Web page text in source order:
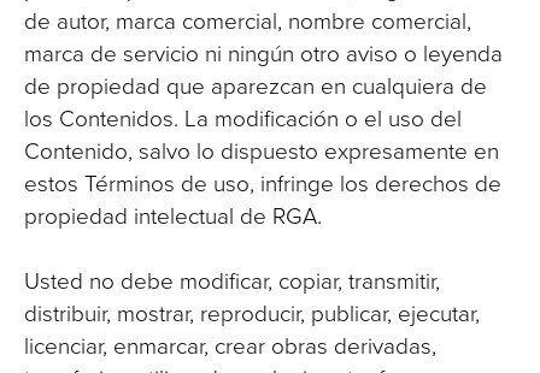
de autor, marca comercial, nombre comercial,
marca de servicio ni ningún otro aviso o leyenda
de propiedad que aparezcan en cualquiera de
los Contenidos. La modificación o el uso del
Contenido, salvo lo dispuesto expresamente en
estos Términos de uso, infringe los derechos de
propiedad intelectual de RGA.
Usted no debe modificar, copiar, transmitir,
distribuir, mostrar, reproducir, publicar, ejecutar,
licenciar, enmarcar, crear obras derivadas,